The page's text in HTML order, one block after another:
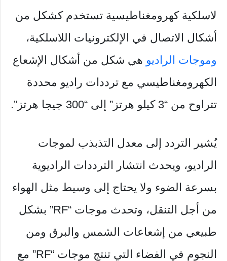
لاسلكية كهرومغناطيسية تستخدم كشكل من
أشكال الاتصال في الإلكترونيات اللاسلكية،
وموجات الراديو هي شكل من أشكال الإشعاع
الكهرومغناطيسي مع ترددات راديو محددة
تتراوح من “3 كيلو هرتز” إلى “300 جيجا هرتز”.
يُشير التردد إلى معدل التذبذب لموجات
الراديو، ويحدث انتشار الترددات الراديوية
بسرعة الضوء ولا يحتاج إلى وسيط مثل الهواء
من أجل التنقل، وتحدث موجات “RF” بشكل
طبيعي من إشعاعات الشمس والبرق ومن
النجوم في الفضاء التي تنتج موجات “RF” مع